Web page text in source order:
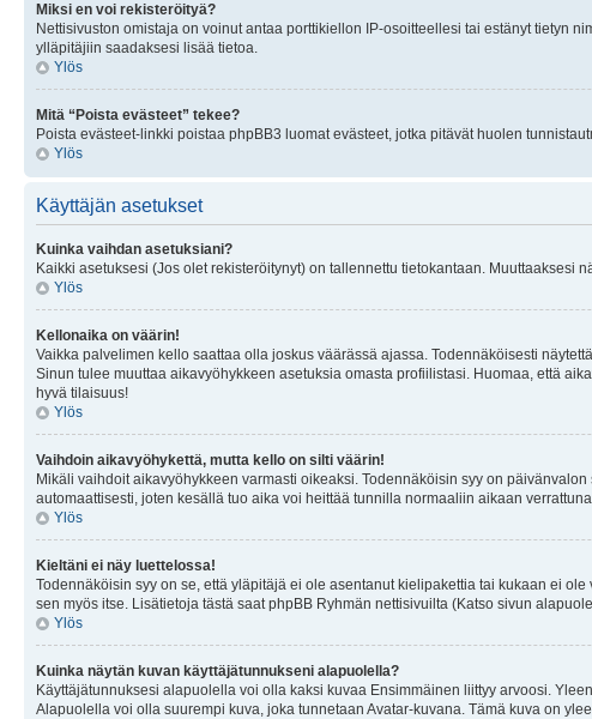
Miksi en voi rekisteröityä?
Nettisivuston omistaja on voinut antaa porttikiellon IP-osoitteellesi tai estänyt tietyn
ylläpitäjiin saadaksesi lisää tietoa.
Ylös
Mitä “Poista evästeet” tekee?
Poista evästeet-linkki poistaa phpBB3 luomat evästeet, jotka pitävät huolen
Ylös
Käyttäjän asetukset
Kuinka vaihdan asetuksiani?
Kaikki asetuksesi (Jos olet rekisteröitynyt) on tallennettu tietokantaan. Muuttaaksesi
Ylös
Kellonaika on väärin!
Vaikka palvelimen kello saattaa olla joskus väärässä ajassa. Todennäköisesti
Sinun tulee muuttaa aikavyöhykkeen asetuksia omasta profiilistasi. Huomaa, että
hyvä tilaisuus!
Ylös
Vaihdoin aikavyöhykettä, mutta kello on silti väärin!
Mikäli vaihdoit aikavyöhykkeen varmasti oikeaksi. Todennäköisin syy on
automaattisesti, joten kesällä tuo aika voi heittää tunnilla normaaliin aikaan
Ylös
Kieltäni ei näy luettelossa!
Todennäköisin syy on se, että yläpitäjä ei ole asentanut kielipakettia tai kukaan ei
sen myös itse. Lisätietoja tästä saat phpBB Ryhmän nettisivuilta (Katso sivun
Ylös
Kuinka näytän kuvan käyttäjätunnukseni alapuolella?
Käyttäjätunnuksesi alapuolella voi olla kaksi kuvaa Ensimmäinen liittyy arvoosi.
Alapuolella voi olla suurempi kuva, joka tunnetaan Avatar-kuvana. Tämä kuva on